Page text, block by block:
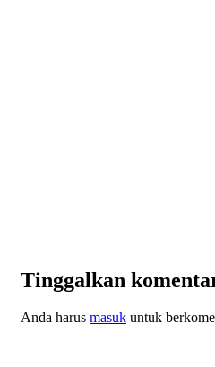
Tinggalkan
Anda harus masuk untuk